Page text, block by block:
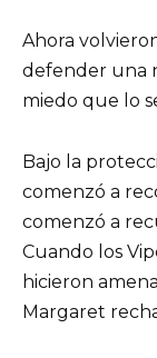
Ahora
defender una
miedo que lo
Bajo la
comenzó a
comenzó a
Cuando los
hicieron
Margaret